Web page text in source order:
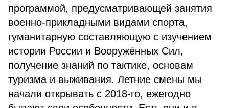
программой, предусматривающей занятия
военно-прикладными видами спорта,
гуманитарную составляющую с изучением
истории России и Вооружённых Сил,
получение знаний по тактике, основам
туризма и выживания. Летние смены мы
начали открывать с 2018-го, ежегодно